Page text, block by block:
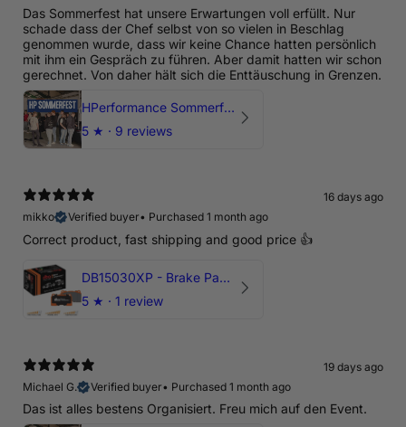
Das Sommerfest hat unsere Erwartungen voll erfüllt. Nur
schade dass der Chef selbst von so vielen in Beschlag
genommen wurde, dass wir keine Chance hatten persönlich
mit ihm ein Gespräch zu führen. Aber damit hatten wir schon
gerechnet. Von daher hält sich die Enttäuschung in Grenzen.
HPerformance Sommerfest 2026
5 ★ · 9 reviews
16 days ago
mikko
Verified buyer• Purchased 1 month ago
Correct product, fast shipping and good price 👍
DB15030XP - Brake Pads Xtreme Performance | Front Axle
5 ★ · 1 review
19 days ago
Michael G.
Verified buyer• Purchased 1 month ago
Das ist alles bestens Organisiert. Freu mich auf den Event.